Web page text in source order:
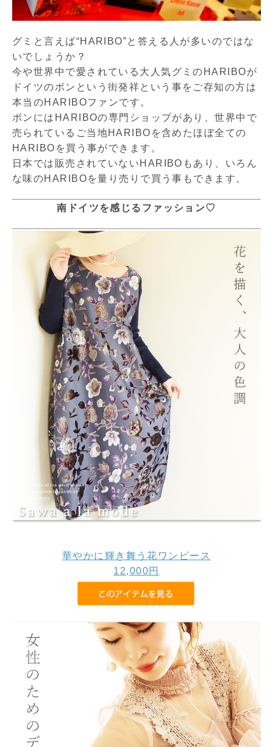
グミと言えば“HARIBO”と答える人が多いのではな
いでしょうか？
今や世界中で愛されている大人気グミのHARIBOが
ドイツのボンという街発祥という事をご存知の方は
本当のHARIBOファンです。
ボンにはHARIBOの専門ショップがあり、世界中で
売られているご当地HARIBOを含めたほぼ全ての
HARIBOを買う事ができます。
日本では販売されていないHARIBOもあり、いろん
な味のHARIBOを量り売りで買う事もできます。
南ドイツを感じるファッション♡
華やかに輝き舞う花ワンピース
12,000円